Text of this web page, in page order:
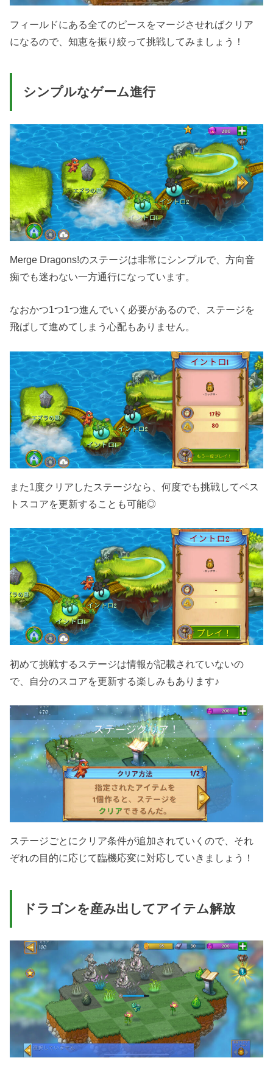
フィールドにある全てのピースをマージさせればクリア
になるので、知恵を振り絞って挑戦してみましょう！
シンプルなゲーム進行
Merge Dragons!のステージは非常にシンプルで、方向音
痴でも迷わない一方通行になっています。
なおかつ1つ1つ進んでいく必要があるので、ステージを
飛ばして進めてしまう心配もありません。
また1度クリアしたステージなら、何度でも挑戦してベス
トスコアを更新することも可能◎
初めて挑戦するステージは情報が記載されていないの
で、自分のスコアを更新する楽しみもあります♪
ステージごとにクリア条件が追加されていくので、それ
ぞれの目的に応じて臨機応変に対応していきましょう！
ドラゴンを産み出してアイテム解放